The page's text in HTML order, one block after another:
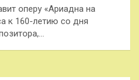
оперу «Ариадна на
к 160-летию со дня